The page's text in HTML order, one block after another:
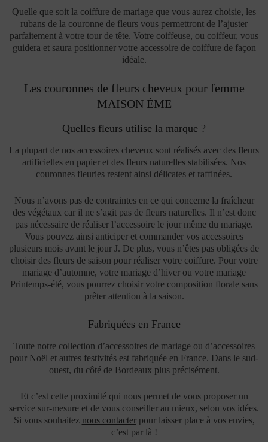
Quelle que soit la coiffure de mariage que vous aurez choisie, les
rubans de la couronne de fleurs vous permettront de l’ajuster
parfaitement à votre tour de tête. Votre coiffeuse, ou coiffeur, vous
guidera et saura positionner votre accessoire de coiffure de façon
idéale.
Les couronnes de fleurs cheveux pour femme
MAISON ÈME
Quelles fleurs utilise la marque ?
La plupart de nos accessoires cheveux sont réalisés avec des fleurs
artificielles en papier et des fleurs naturelles stabilisées. Nos
couronnes fleuries restent ainsi délicates et raffinées.
Nous n’avons pas de contraintes en ce qui concerne la fraîcheur
des végétaux car il ne s’agit pas de fleurs naturelles. Il n’est donc
pas nécessaire de réaliser l’accessoire le jour même du mariage.
Vous pouvez ainsi anticiper et commander vos accessoires
plusieurs mois avant le jour J. De plus, vous n’êtes pas obligées de
choisir des fleurs de saison pour réaliser votre coiffure. Pour votre
mariage d’automne, votre mariage d’hiver ou votre mariage
Printemps-été, vous pourrez choisir votre composition florale sans
prêter attention à la saison.
Fabriquées en France
Toute notre collection d’accessoires de mariage ou d’accessoires
pour Noël et autres festivités est fabriquée en France. Dans le sud-
ouest, du côté de Bordeaux plus précisément.
Et c’est cette proximité qui nous permet de vous proposer un
service sur-mesure et de vous conseiller au mieux, selon vos idées.
Si vous souhaitez nous contacterpour laisser place à vos envies,
c’est par là !